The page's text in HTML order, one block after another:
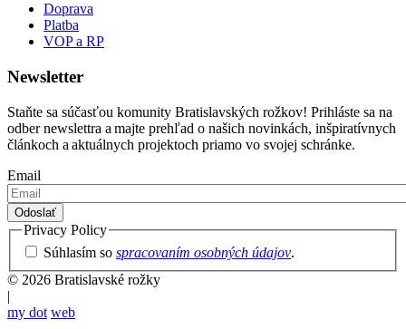
Doprava
Platba
VOP a RP
Newsletter
Staňte sa súčasťou komunity Bratislavských rožkov! Prihláste sa na
odber newslettra a majte prehľad o našich novinkách, inšpiratívnych
článkoch a aktuálnych projektoch priamo vo svojej schránke.
Email
Privacy Policy
Súhlasím so spracovaním osobných údajov.
© 2026 Bratislavské rožky
|
my dot web